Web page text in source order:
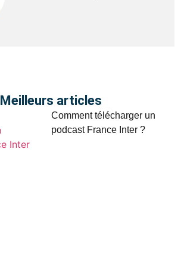
Meilleurs articles
Comment télécharger un
podcast France Inter ?